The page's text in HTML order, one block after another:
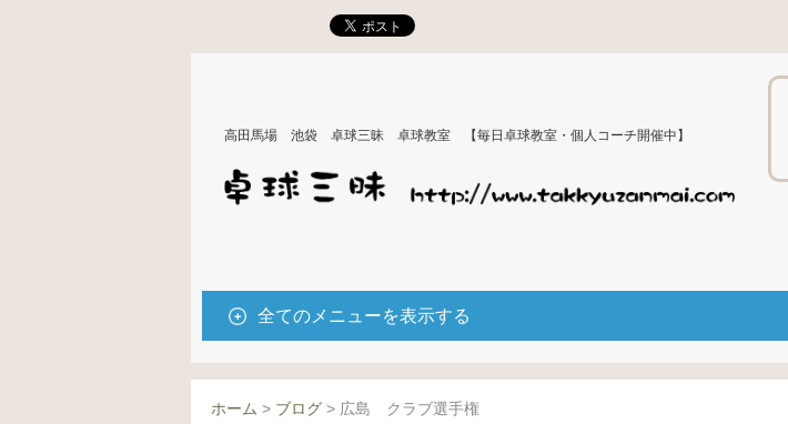
高田馬場 池袋 卓球三昧 卓球教室 【毎日卓球教室・個人コーチ開催中】
全てのメニューを表示する
ホーム > ブログ > 広島 クラブ選手権